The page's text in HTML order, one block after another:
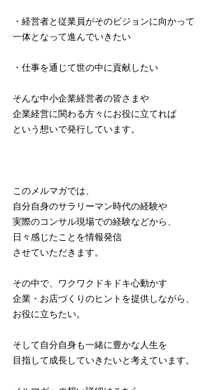
・経営者と従業員がそのビジョンに向かって
一体となって進んでいきたい
・仕事を通じて世の中に貢献したい
そんな中小企業経営者の皆さまや
企業経営に関わる方々にお役に立てれば
という想いで発行しています。
このメルマガでは、
自分自身のサラリーマン時代の経験や
実際のコンサル現場での経験などから、
日々感じたことを情報発信
させていただきます。
その中で、ワクワクドキドキ心動かす
企業・お店づくりのヒントを提供しながら、
お役に立ちたい。
そして自分自身も一緒に豊かな人生を
目指して成長していきたいと考えています。